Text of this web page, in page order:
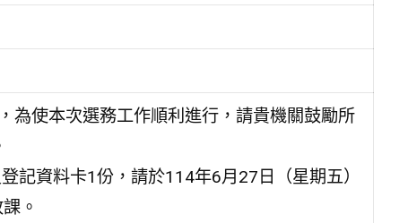
為使本次選務工作順利進行，請貴機關鼓勵所
記資料卡1份，請於114年6月27日（星期五）
。